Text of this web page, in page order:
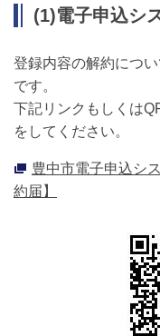
(1)電子申込シ
登録内容の解約につ
です。
下記リンクもしくは
をしてください。
豊中市電子申込シ
約届】